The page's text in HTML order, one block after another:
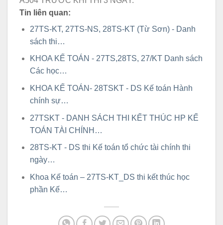
Tin liên quan:
27TS-KT, 27TS-NS, 28TS-KT (Từ Sơn) - Danh
sách thi…
KHOA KẾ TOÁN - 27TS,28TS, 27/KT Danh sách
Các học…
KHOA KẾ TOÁN- 28TSKT - DS Kế toán Hành
chính sự…
27TSKT - DANH SÁCH THI KẾT THÚC HP KẾ
TOÁN TÀI CHÍNH…
28TS-KT - DS thi Kế toán tổ chức tài chính thi
ngày…
Khoa Kế toán – 27TS-KT_DS thi kết thúc học
phần Kế…